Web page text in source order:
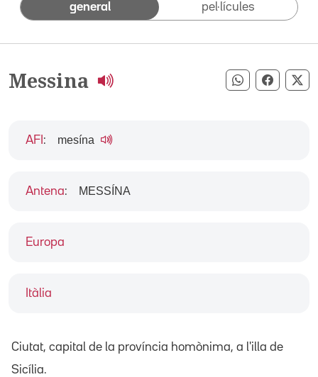
general pel·lícules
Messina Compartir
Europa
Itàlia
AFI : mesína
Antena: MESSÍNA
Ciutat, capital de la província homònima, a l'illa de
Sicília.